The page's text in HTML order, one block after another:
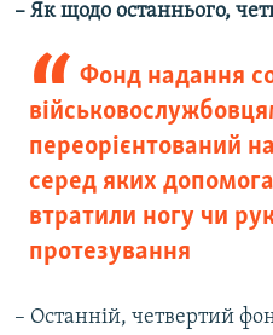
– Як щодо останнього,
Фонд надання
переорієнтований
серед яких
втратили ногу чи
протезування
– Останній, четвертий